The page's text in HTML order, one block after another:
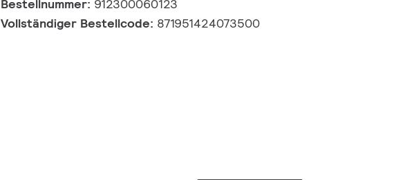
Bestellnummer: 912300060123
Vollständiger Bestellcode: 871951424073500